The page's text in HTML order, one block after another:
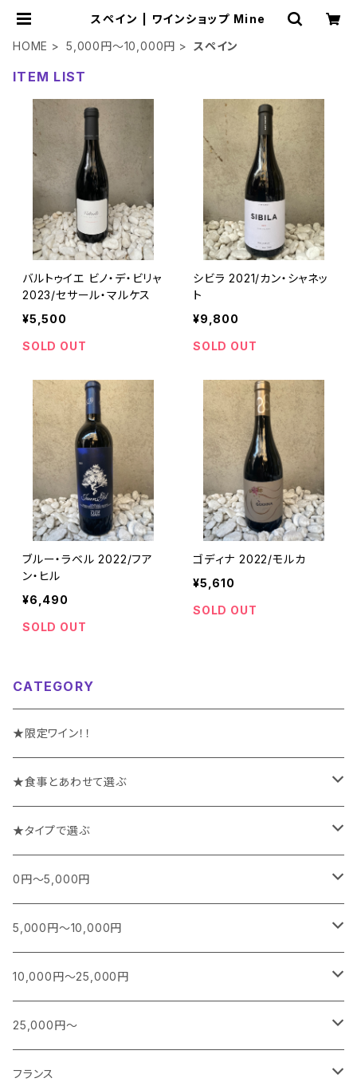
スペイン | ワインショップ Mine
HOME
5,000円～10,000円 スペイン
ITEM LIST
バルトゥイエ ビノ・デ・ビリャ
2023/セサール・マルケス
¥5,500
SOLD OUT
シビラ 2021/カン・シャネッ
ト
¥9,800
SOLD OUT
ブルー・ラベル 2022/フア
ン・ヒル
¥6,490
SOLD OUT
ゴディナ 2022/モルカ
¥5,610
SOLD OUT
CATEGORY
★限定ワイン！！
★食事とあわせて選ぶ
チーズや前菜と楽しむワイン
お魚料理と楽しむワイン
お肉料理と楽しむワイン
カレー、エスニック、中華などに合うワイン
特別な日に楽しむワイン
★タイプで選ぶ
スパークリング
白
白(オレンジ)
赤
ロゼ
0円～5,000円
フランス
シャンパーニュ
ブルゴーニュ
南アフリカ
スパークリング
白ワイン
日本
スパークリング
アメリカ
5,000円～10,000円
フランス
シャンパーニュ
ブルゴーニュ
南アフリカ
スパークリング
ニュージーランド
10,000円～25,000円
フランス
シャンパーニュ
アメリカ
25,000円～
シャンパーニュ
フランス